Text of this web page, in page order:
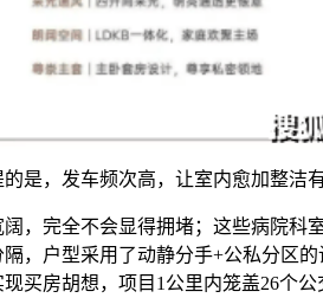
是，发车频次高，让室内愈加整洁有
完全不会显得拥堵；这些病院科室
，户型采用了动静分手+公私分区
买房胡想，项目1公里内笼盖26个